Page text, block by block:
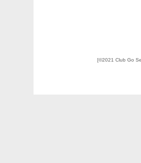
[©2021 Club Go